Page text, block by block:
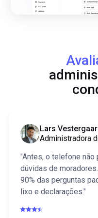
Lars
Administradora
"Antes, o telefone não
dúvidas de
90% das perguntas
lixo e declarações."